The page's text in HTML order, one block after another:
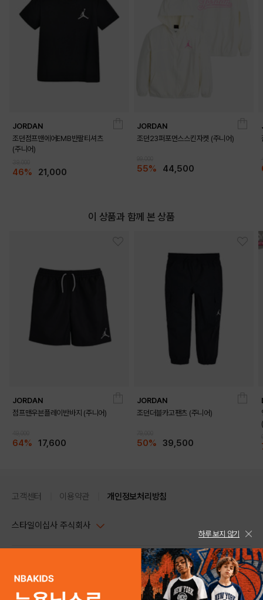
PRODUCT VIEW
JORDAN
조던점프맨에어EMB반팔티셔츠
(주니어)
46% 21,000
JORDAN
조던23퍼포먼스스킨자켓 (주니어)
55% 44,500
이 상품과 함께 본 상품
JORDAN
점프맨우븐플레이반바지 (주니어)
64% 17,600
JORDAN
조던더블카고팬츠 (주니어)
50% 39,500
고객센터 이용약관 개인정보처리방침
스타일이십사 주식회사
주소 : 서울시 강남구 논현로 633, 6층 (논현동, 한세엠케이빌딩)
사업자등록번호 : 116-81-32499
스타일24 고객센터 1544-5336
평일 09:00~ 18:00 (토/일/공휴일 휴무)
하루 보지 않기